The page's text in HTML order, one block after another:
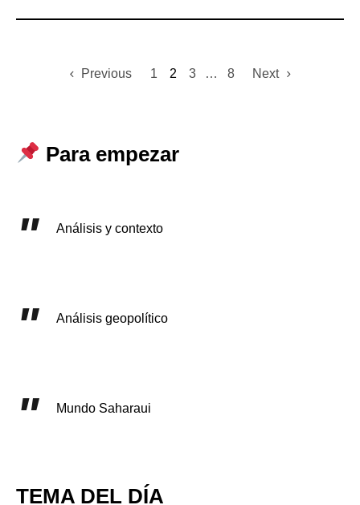
Previous 1 2 3 … 8 Next
Para empezar
Análisis y contexto
Análisis geopolítico
Mundo Saharaui
TEMA DEL DÍA